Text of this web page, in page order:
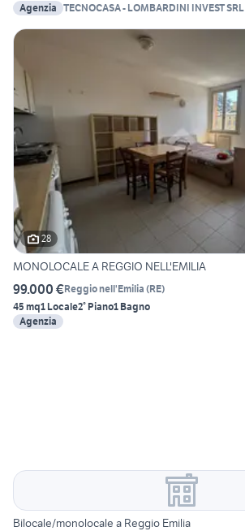
Agenzia TECNOCASA - LOMBARDINI INVEST SRL
28
MONOLOCALE A REGGIO NELL'EMILIA
99.000 €Reggio nell'Emilia (RE)
45 mq1 Locale2° Piano1 Bagno
Agenzia
Bilocale/monolocale a Reggio Emilia